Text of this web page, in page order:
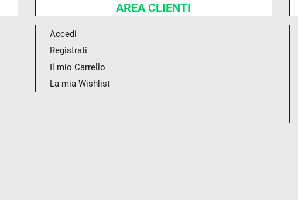
AREA CLIENTI
Accedi
Registrati
Il mio Carrello
La mia Wishlist